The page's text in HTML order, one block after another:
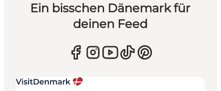
Ein bisschen Dänemark für
deinen Feed